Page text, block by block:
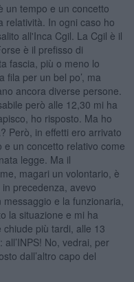
un tempo e un concetto
relatività. In ogni caso ho
all'Inca Cgil. La Cgil è il
è il prefisso di
fascia, più o meno lo
fila per un bel po’, ma
ancora diverse persone.
però alle 12,30 mi ha
ho risposto. Ma ho
Però, in effetti ero arrivato
e un concetto relativo come
legge. Ma il
magari un volontario, è
precedenza, avevo
e la funzionaria,
la situazione e mi ha
chiude più tardi, alle 13
No, vedrai, per
dall’altro capo del